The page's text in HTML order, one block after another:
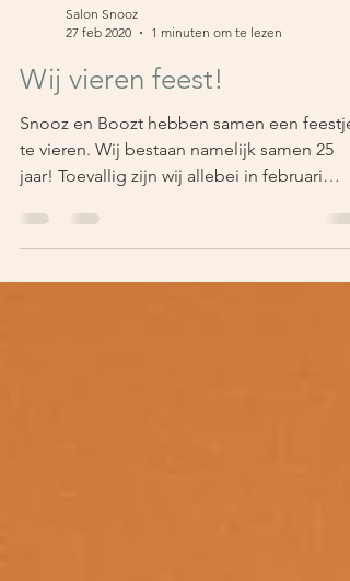
27 feb 2020
1 minuten om te lezen
Wij vieren feest!
Snooz en Boozt hebben samen een feestje
jaar! Toevallig zijn wij allebei in februari
voor...